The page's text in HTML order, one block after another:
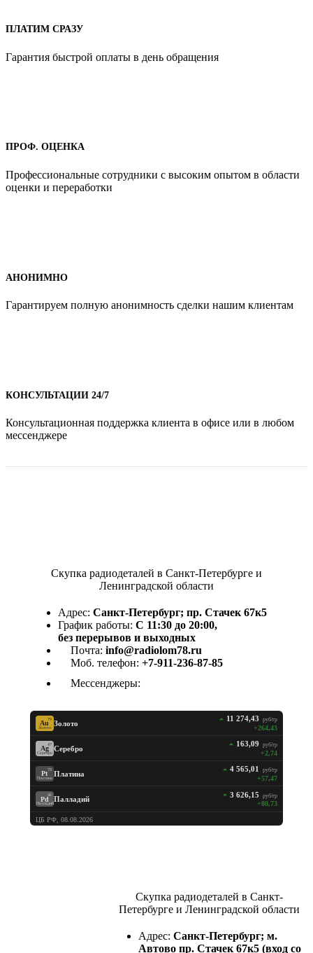
ПЛАТИМ СРАЗУ
Гарантия быстрой оплаты в день обращения
ПРОФ. ОЦЕНКА
Профессиональные сотрудники с высоким опытом в области
оценки и переработки
АНОНИМНО
Гарантируем полную анонимность сделки нашим клиентам
КОНСУЛЬТАЦИИ 24/7
Консультационная поддержка клиента в офисе или в любом
мессенджере
Скупка радиодеталей в Санкт-Петербурге и
Ленинградской области
Адрес: Санкт-Петербург; пр. Стачек 67к5
График работы: С 11:30 до 20:00,
без перерывов и выходных
Почта: info@radiolom78.ru
Моб. телефон: +7-911-236-87-85
Мессенджеры:
79
Au
Золото Золото
11 274,43 руб/гр
+264,43
47
Ag
Серебро Серебро
163,09 руб/гр
+2,74
78
Pt
Платина Платина
4 565,01 руб/гр
+57,47
46
Pd
ПалладийПалладий
3 626,15 руб/гр
+80,73
ЦБ РФ, 08.08.2026
Скупка радиодеталей в Санкт-
Петербурге и Ленинградской области
Адрес: Санкт-Петербург; м.
Автово пр. Стачек 67к5 (вход со